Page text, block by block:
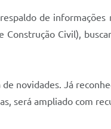
de
Civil),
novidades. Já
será ampliado com